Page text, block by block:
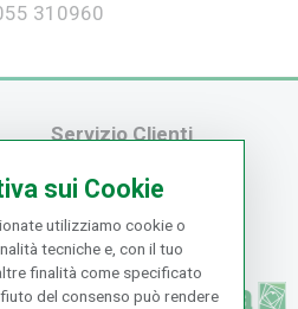
310960
Servizio Clienti
Modalità di Pagame...
Modalità di Spediz...
Resi e Recessi
sui Cookie
utilizziamo cookie o
tecniche e, con il tuo
finalità come specificato
del consenso può rendere